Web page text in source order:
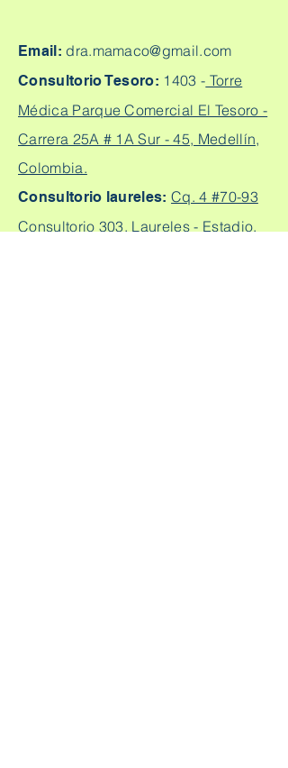
Email: dra.mamaco@gmail.com
Consultorio Tesoro: 1403 - Torre
Médica Parque Comercial El Tesoro -
Carrera 25A # 1A Sur - 45, Medellín,
Colombia.
Consultorio laureles:Cq. 4 #70-93
Consultorio 303, Laureles - Estadio,